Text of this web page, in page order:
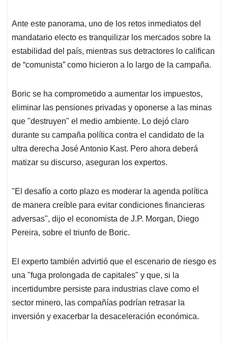
Ante este panorama, uno de los retos inmediatos del
mandatario electo es tranquilizar los mercados sobre la
estabilidad del país, mientras sus detractores lo califican
de “comunista” como hicieron a lo largo de la campaña.
Boric se ha comprometido a aumentar los impuestos,
eliminar las pensiones privadas y oponerse a las minas
que "destruyen" el medio ambiente. Lo dejó claro
durante su campaña política contra el candidato de la
ultra derecha José Antonio Kast. Pero ahora deberá
matizar su discurso, aseguran los expertos.
"El desafío a corto plazo es moderar la agenda política
de manera creíble para evitar condiciones financieras
adversas", dijo el economista de J.P. Morgan, Diego
Pereira, sobre el triunfo de Boric.
El experto también advirtió que el escenario de riesgo es
una "fuga prolongada de capitales" y que, si la
incertidumbre persiste para industrias clave como el
sector minero, las compañías podrían retrasar la
inversión y exacerbar la desaceleración económica.